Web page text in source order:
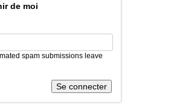
de moi
spam submissions leave